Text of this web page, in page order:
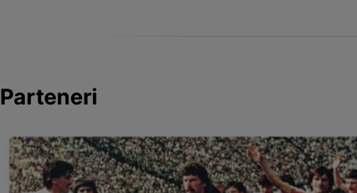
Parteneri